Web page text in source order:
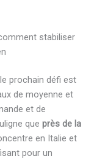
stabiliser
prochain défi est
de moyenne et
et de
que près de la
en Italie et
pour un